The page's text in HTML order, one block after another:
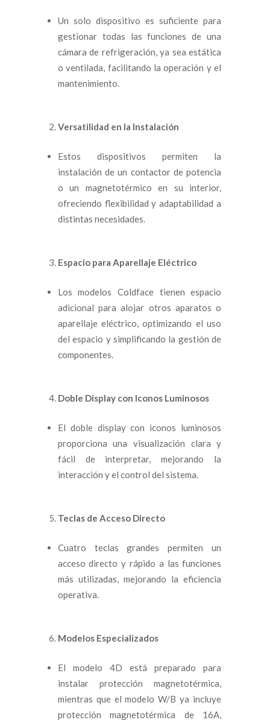
Un solo dispositivo es suficiente para
gestionar todas las funciones de una
cámara de refrigeración, ya sea estática
o ventilada, facilitando la operación y el
mantenimiento.
Versatilidad en la Instalación
Estos dispositivos permiten la
instalación de un contactor de potencia
o un magnetotérmico en su interior,
ofreciendo flexibilidad y adaptabilidad a
distintas necesidades.
Espacio para Aparellaje Eléctrico
Los modelos Coldface tienen espacio
adicional para alojar otros aparatos o
aparellaje eléctrico, optimizando el uso
del espacio y simplificando la gestión de
componentes.
Doble Display con Iconos Luminosos
El doble display con iconos luminosos
proporciona una visualización clara y
fácil de interpretar, mejorando la
interacción y el control del sistema.
Teclas de Acceso Directo
Cuatro teclas grandes permiten un
acceso directo y rápido a las funciones
más utilizadas, mejorando la eficiencia
operativa.
Modelos Especializados
El modelo 4D está preparado para
instalar protección magnetotérmica,
mientras que el modelo W/B ya incluye
protección magnetotérmica de 16A,